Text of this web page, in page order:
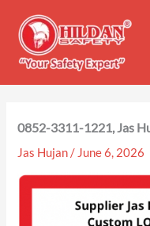
content
0852-3311-1221, Jas
Jas Hujan/ June 6, 2026